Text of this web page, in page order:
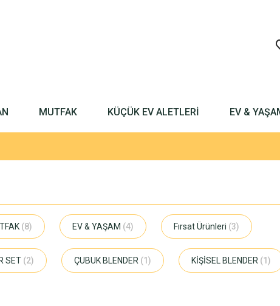
MUTFAK KÜÇÜK EV ALETLERİ EV &
(8) EV & YAŞAM (4) Fırsat Ürünleri (3)
SET (2) ÇUBUK BLENDER (1) KİŞİSEL BLENDER (1)